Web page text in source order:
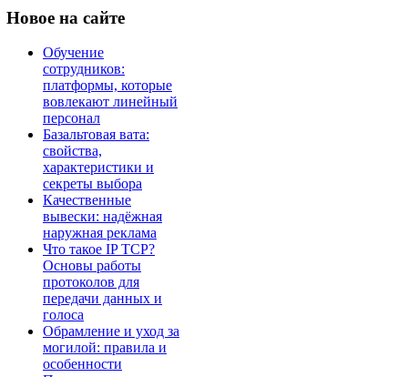
Новое на сайте
Обучение
сотрудников:
платформы, которые
вовлекают линейный
персонал
Базальтовая вата:
свойства,
характеристики и
секреты выбора
Качественные
вывески: надёжная
наружная реклама
Что такое IP TCP?
Основы работы
протоколов для
передачи данных и
голоса
Обрамление и уход за
могилой: правила и
особенности